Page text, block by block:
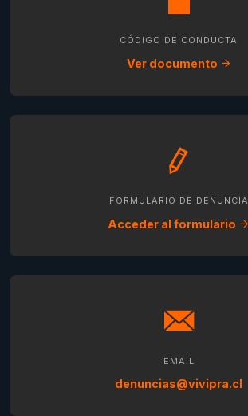
CÓDIGO DE CONDUCTA
Ver documento
FORMULARIO DE DENUNCIA
Acceder al formulario
EMAIL
denuncias@vivipra.cl